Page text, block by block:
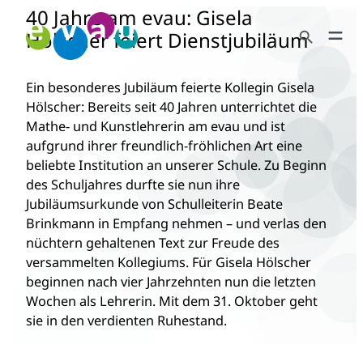
Zum
Inhalt
springen
40 Jahre am evau: Gisela
Hölscher feiert Dienstjubiläum
Ein besonderes Jubiläum feierte Kollegin Gisela
Hölscher: Bereits seit 40 Jahren unterrichtet die
Mathe- und Kunstlehrerin am evau und ist
aufgrund ihrer freundlich-fröhlichen Art eine
beliebte Institution an unserer Schule. Zu Beginn
des Schuljahres durfte sie nun ihre
Jubiläumsurkunde von Schulleiterin Beate
Brinkmann in Empfang nehmen – und verlas den
nüchtern gehaltenen Text zur Freude des
versammelten Kollegiums. Für Gisela Hölscher
beginnen nach vier Jahrzehnten nun die letzten
Wochen als Lehrerin. Mit dem 31. Oktober geht
sie in den verdienten Ruhestand.